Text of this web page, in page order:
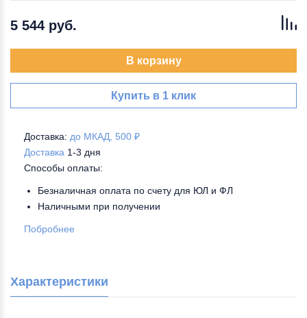
5 544 руб.
В корзину
Купить в 1 клик
Доставка: до МКАД, 500 ₽
Доставка 1-3 дня
Способы оплаты:
Безналичная оплата по счету для ЮЛ и ФЛ
Наличными при получении
Побробнее
Характеристики